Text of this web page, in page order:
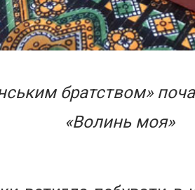
братством»
«Волинь моя»